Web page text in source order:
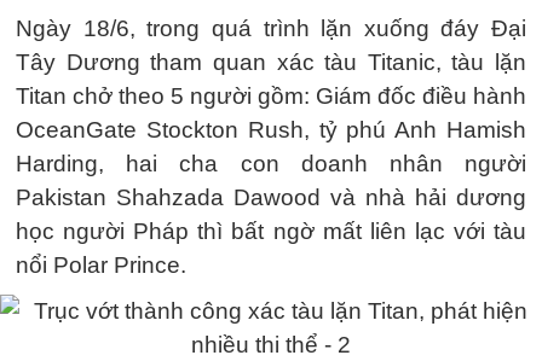
Ngày 18/6, trong quá trình lặn xuống đáy Đại
Tây Dương tham quan xác tàu Titanic, tàu lặn
Titan chở theo 5 người gồm: Giám đốc điều hành
OceanGate Stockton Rush, tỷ phú Anh Hamish
Harding, hai cha con doanh nhân người
Pakistan Shahzada Dawood và nhà hải dương
học người Pháp thì bất ngờ mất liên lạc với tàu
nổi Polar Prince.